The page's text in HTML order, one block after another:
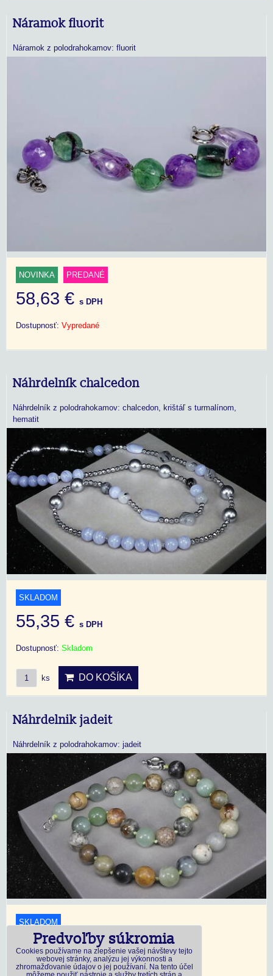
Náramok fluorit
Náramok z polodrahokamov: fluorit
NOVINKA PREDANÉ
58,63 € s DPH
Dostupnosť: Vypredané
Náhrdelník chalcedon
Náhrdelník z polodrahokamov: chalcedon, krištáľ s turmalínom,
hematit
SKLADOM
55,35 € s DPH
Dostupnosť: Skladom
ks DO KOŠÍKA
Náhrdelnik jadeit
Náhrdelník z polodrahokamov: jadeit
SKLADOM
18,45 €s DPH
Dostupnosť:Skladom
Predvoľby súkromia
Cookies používame na zlepšenie vašej návštevy tejto
webovej stránky, analýzu jej výkonnosti a
zhromažďovanie údajov o jej používaní. Na tento účel